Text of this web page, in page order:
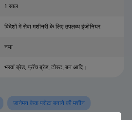
1 साल
विदेशों में सेवा मशीनरी के लिए उपलब्ध इंजीनियर
नया
भरवां ब्रेड, फ्रेंच ब्रेड, टोस्ट, बन आदि।
जानेमन केक परोटा बनाने की मशीन